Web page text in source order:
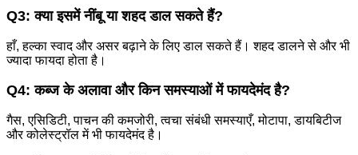
Q3: क्या इसमें नींबू या शहद डाल सकते हैं?
हाँ, हल्का स्वाद और असर बढ़ाने के लिए डाल सकते हैं। शहद डालने से और भी
ज्यादा फायदा होता है।
Q4: कब्ज के अलावा और किन समस्याओं में फायदेमंद है?
गैस, एसिडिटी, पाचन की कमजोरी, त्वचा संबंधी समस्याएँ, मोटापा, डायबिटीज
और कोलेस्ट्रॉल में भी फायदेमंद है।